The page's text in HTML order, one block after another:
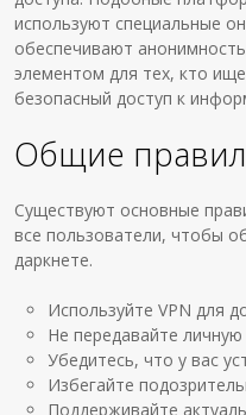
используют специальные
обеспечивают
элементом для тех, кто
безопасный доступ к
Общие
Существуют основные
все пользователи, чтобы
даркнете.
Используйте VPN для
Не передавайте
Убедитесь, что у вас
Избегайте
Поддерживайте